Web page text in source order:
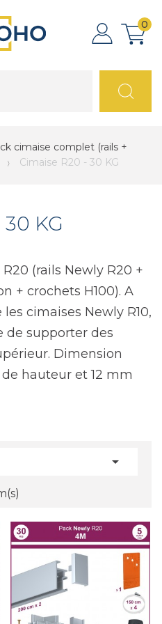
0
cimaise complet (rails +
Cimaise R20 - 30 KG
KG
(rails Newly R20 +
+ crochets H100). A
cimaises Newly R10,
de supporter des
Dimension
hauteur et 12 mm
R20 sont un
pour être facile à
est spécialement
invisible, il est donc
qui souhaitent un
cadres et tableaux.
R20 sont
